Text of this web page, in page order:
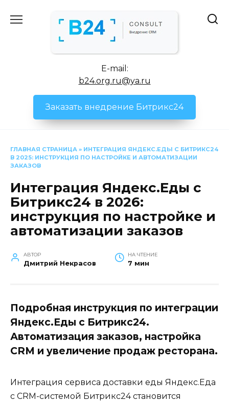
E-mail:
b24.org.ru@ya.ru
Заказать внедрение Битрикс24
ГЛАВНАЯ СТРАНИЦА » ИНТЕГРАЦИЯ ЯНДЕКС.ЕДЫ С БИТРИКС24
В 2025: ИНСТРУКЦИЯ ПО НАСТРОЙКЕ И АВТОМАТИЗАЦИИ
ЗАКАЗОВ
Интеграция Яндекс.Еды с
Битрикс24 в 2026:
инструкция по настройке и
автоматизации заказов
АВТОР
Дмитрий Некрасов
НА ЧТЕНИЕ
7 мин
Подробная инструкция по интеграции
Яндекс.Еды с Битрикс24.
Автоматизация заказов, настройка
CRM и увеличение продаж ресторана.
Интеграция сервиса доставки еды Яндекс.Еда
с CRM-системой Битрикс24 становится